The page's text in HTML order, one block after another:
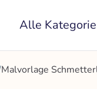
Alle
Malvorlage